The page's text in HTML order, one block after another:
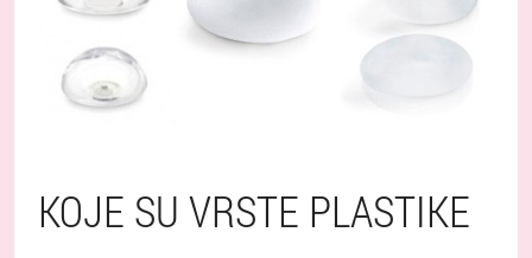
KOJE SU VRSTE PLASTIKE